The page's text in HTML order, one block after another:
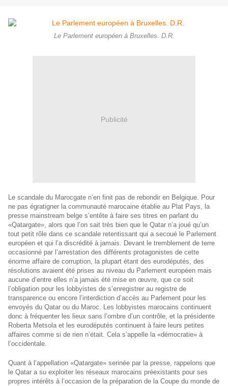
Le Parlement européen à Bruxelles. D.R.
Publicité
Le scandale du Marocgate n’en finit pas de rebondir en Belgique. Pour
ne pas égratigner la communauté marocaine établie au Plat Pays, la
presse mainstream belge s’entête à faire ses titres en parlant du
«Qatargate», alors que l’on sait très bien que le Qatar n’a joué qu’un
tout petit rôle dans ce scandale retentissant qui a secoué le Parlement
européen et qui l’a discrédité à jamais. Devant le tremblement de terre
occasionné par l’arrestation des différents protagonistes de cette
énorme affaire de corruption, la plupart étant des eurodéputés, des
résolutions avaient été prises au niveau du Parlement européen mais
aucune d’entre elles n’a jamais été mise en œuvre, que ce soit
l’obligation pour les lobbyistes de s’enregistrer au registre de
transparence ou encore l’interdiction d’accès au Parlement pour les
envoyés du Qatar ou du Maroc. Les lobbyistes marocains continuent
donc à fréquenter les lieux sans l’ombre d’un contrôle, et la présidente
Roberta Metsola et les eurodéputés continuent à faire leurs petites
affaires comme si de rien n’était. Cela s’appelle la «démocratie» à
l’occidentale.
Quant à l’appellation «Qatargate» serinée par la presse, rappelons que
le Qatar a su exploiter les réseaux marocains préexistants pour ses
propres intérêts à l’occasion de la préparation de la Coupe du monde de